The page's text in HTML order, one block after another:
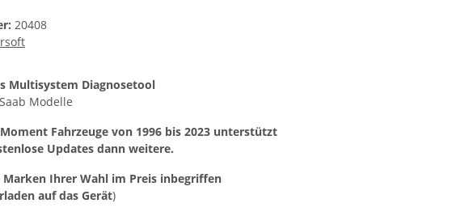
20408
Multisystem Diagnosetool
Modelle
Fahrzeuge von 1996 bis 2023 unterstützt
Updates dann weitere.
Marken Ihrer Wahl im Preis inbegriffen
auf das Gerät)